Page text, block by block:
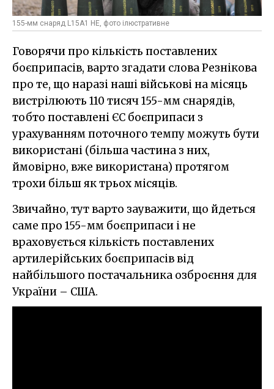
155-мм снаряд L15A1 HE, фото ілюстративне
Говорячи про кількість поставлених
боєприпасів, варто згадати слова Резнікова
про те, що наразі наші військові на місяць
вистрілюють 110 тисяч 155-мм снарядів,
тобто поставлені ЄС боєприпаси з
урахуванням поточного темпу можуть бути
використані (більша частина з них,
ймовірно, вже використана) протягом
трохи більш як трьох місяців.
Звичайно, тут варто зауважити, що йдеться
саме про 155-мм боєприпаси і не
враховується кількість поставлених
артилерійських боєприпасів від
найбільшого постачальника озброєння для
України – США.